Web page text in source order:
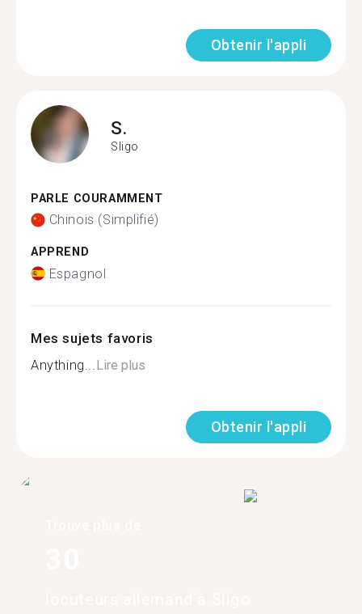
Obtenir l'appli
S.
Sligo
PARLE COURAMMENT
Chinois (Simplifié)
APPREND
Espagnol
Mes sujets favoris
Anything... Lire plus
Obtenir l'appli